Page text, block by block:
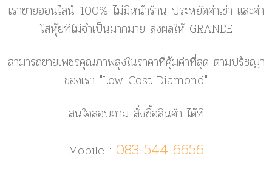
เราขายออนไลน์ 100% ไม่มีหน้าร้าน ประหยัดค่าเช่า และค่า
โสหุ้ยที่ไม่จำเป็นมากมาย ส่งผลให้ GRANDE
สามารถขายเพชรคุณภาพสูงในราคาที่คุ้มค่าที่สุด ตามปรัชญา
ของเรา "Low Cost Diamond"
สนใจสอบถาม สั่งซื้อสินค้า ได้ที่
Mobile : 083-544-6656